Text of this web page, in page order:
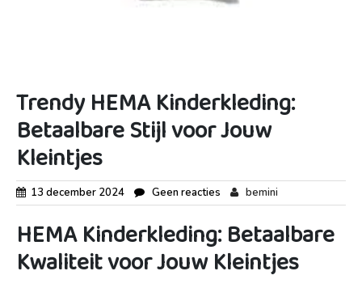
Trendy HEMA Kinderkleding:
Betaalbare Stijl voor Jouw
Kleintjes
13 december 2024 Geen reacties bemini
HEMA Kinderkleding: Betaalbare
Kwaliteit voor Jouw Kleintjes